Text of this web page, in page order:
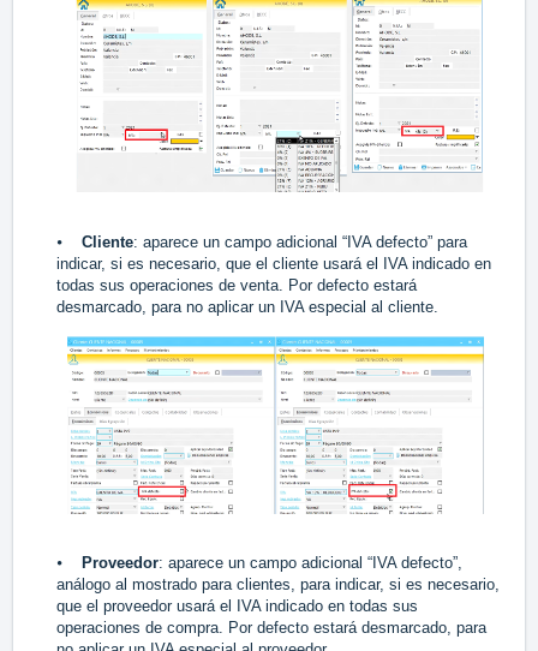
⦁ Cliente: aparece un campo adicional “IVA defecto” para
indicar, si es necesario, que el cliente usará el IVA indicado en
todas sus operaciones de venta. Por defecto estará
desmarcado, para no aplicar un IVA especial al cliente.
⦁ Proveedor: aparece un campo adicional “IVA defecto”,
análogo al mostrado para clientes, para indicar, si es necesario,
que el proveedor usará el IVA indicado en todas sus
operaciones de compra. Por defecto estará desmarcado, para